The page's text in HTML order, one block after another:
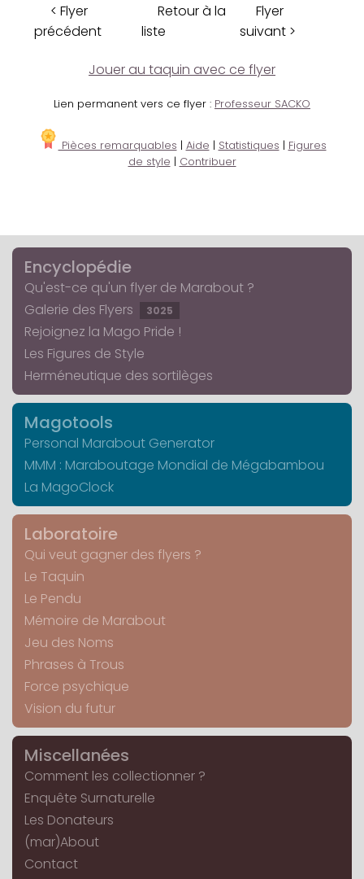
< Flyer
précédent
Retour à la
liste
Flyer
suivant >
Jouer au taquin avec ce flyer
Lien permanent vers ce flyer : Professeur SACKO
Pièces remarquables | Aide | Statistiques | Figures
de style | Contribuer
Encyclopédie
Qu'est-ce qu'un flyer de Marabout ?
Galerie des Flyers
3025
Rejoignez la Mago Pride !
Les Figures de Style
Herméneutique des sortilèges
Magotools
Personal Marabout Generator
MMM : Maraboutage Mondial de Mégabambou
La MagoClock
Laboratoire
Qui veut gagner des flyers ?
Le Taquin
Le Pendu
Mémoire de Marabout
Jeu des Noms
Phrases à Trous
Force psychique
Vision du futur
Miscellanées
Comment les collectionner ?
Enquête Surnaturelle
Les Donateurs
(mar)About
Contact